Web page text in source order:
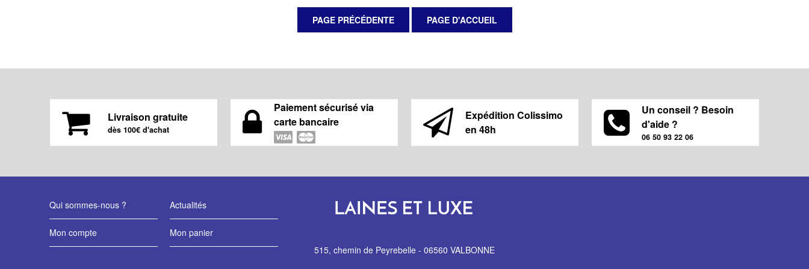
Livraison gratuite
dès 100€ d'achat
Paiement sécurisé via
carte bancaire
Expédition Colissimo
en 48h
Un conseil ? Besoin
d'aide ?
06 50 93 22 06
Qui sommes-nous ? Actualités
Mon compte
Mon panier
515, chemin de Peyrebelle - 06560 VALBONNE